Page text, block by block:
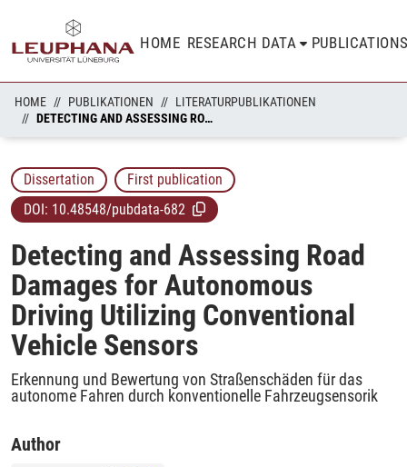
HOME RESEARCH DATA
HOME PUBLIKATIONEN
LITERATURPUBLIKATIONEN
DETECTING AND ASSESSING ROAD DAMAGES FOR AUTONOMOUS DRIVING UTILIZING CONVENTIONAL VEHICLE SENSORS
Dissertation
First publication
DOI: 10.48548/pubdata-682
Detecting and Assessing Road
Damages for Autonomous
Driving Utilizing Conventional
Vehicle Sensors
Erkennung und Bewertung von Straßenschäden für das
autonome Fahren durch konventionelle Fahrzeugsensorik
Author